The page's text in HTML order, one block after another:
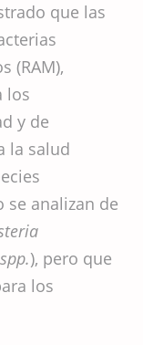
que las
(RAM),
los
y de
la salud
se analizan de
), pero que
los